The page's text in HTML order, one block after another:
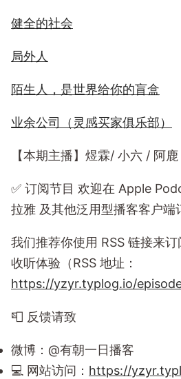
健全的社会
局外人
陌生人，是世界给你的盲盒
业余公司（灵感买家俱乐部）
【本期主播】煜霖/ 小六 / 阿鹿
✅️ 订阅节目 欢迎在 Apple
拉雅 及其他泛用型播客客户端
我们推荐你使用 RSS 链接来
收听体验（RSS 地址：
https://yzyr.typlog.io/
📮 反馈请致
微博：@有朝一日播客
💻 网站访问： https://